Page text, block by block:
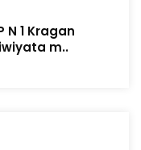
N 1 Kragan
m..